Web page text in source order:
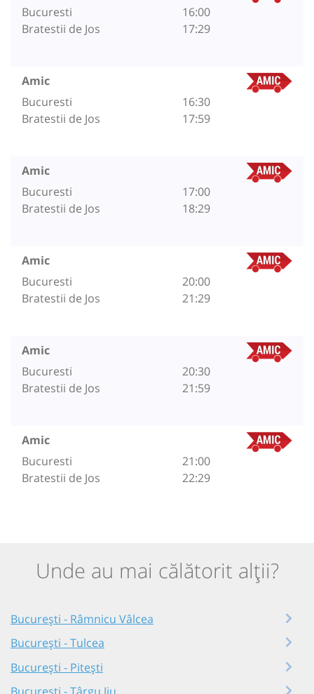
Bucuresti
Bratestii de Jos
16:00
17:29
Amic
Bucuresti
Bratestii de Jos
16:30
17:59
Amic
Bucuresti
Bratestii de Jos
17:00
18:29
Amic
Bucuresti
Bratestii de Jos
20:00
21:29
Amic
Bucuresti
Bratestii de Jos
20:30
21:59
Amic
Bucuresti
Bratestii de Jos
21:00
22:29
Unde au mai călătorit alții?
București - Râmnicu Vâlcea
București - Tulcea
București - Pitești